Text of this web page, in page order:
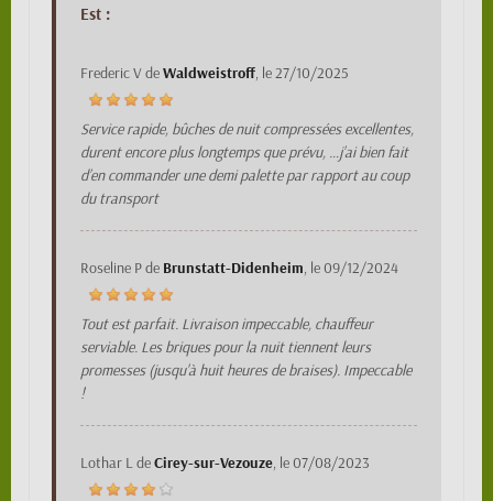
Est :
Frederic VdeWaldweistroff, le27/10/2025
Service rapide, bûches de nuit compressées excellentes,
durent encore plus longtemps que prévu, …j’ai bien fait
d’en commander une demi palette par rapport au coup
du transport
Roseline Pde Brunstatt-Didenheim, le09/12/2024
Tout est parfait. Livraison impeccable, chauffeur
serviable. Les briques pour la nuit tiennent leurs
promesses (jusqu'à huit heures de braises). Impeccable
!
Lothar LdeCirey-sur-Vezouze, le07/08/2023